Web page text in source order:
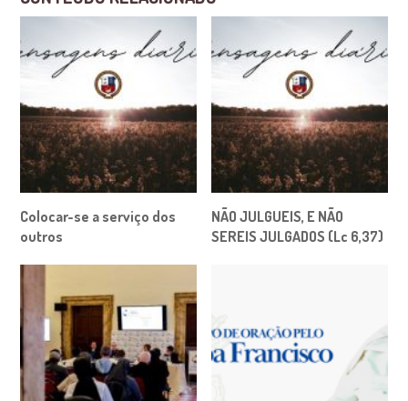
Colocar-se a serviço dos
outros
NÃO JULGUEIS, E NÃO
SEREIS JULGADOS (Lc 6,37)